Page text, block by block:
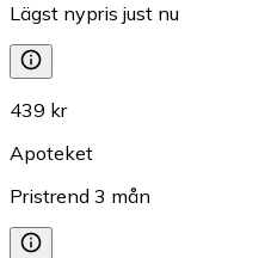
Lägst nypris just nu
439 kr
Apoteket
Pristrend 3 mån